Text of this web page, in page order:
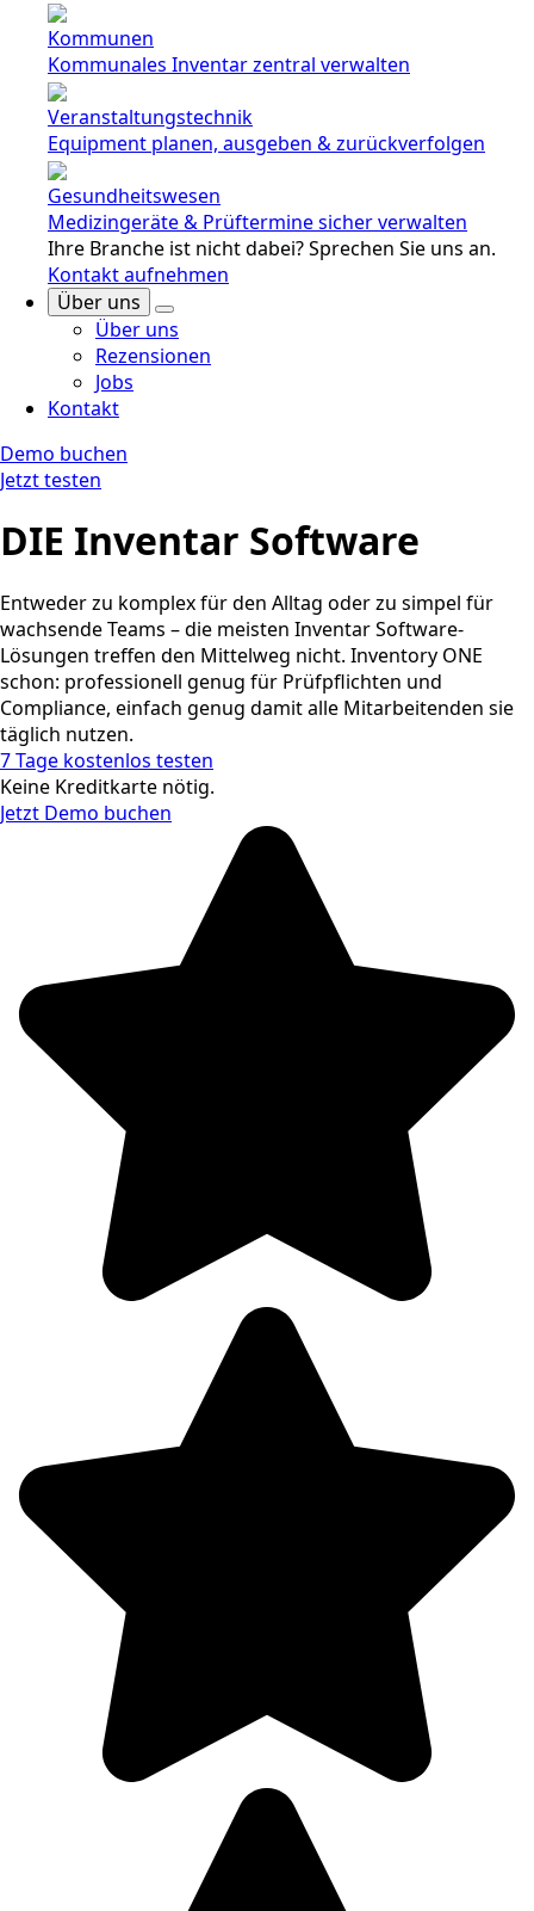
Kommunen
Kommunales Inventar zentral verwalten
Veranstaltungstechnik
Equipment planen, ausgeben & zurückverfolgen
Gesundheitswesen
Medizingeräte & Prüftermine sicher verwalten
Ihre Branche ist nicht dabei? Sprechen Sie uns an.
Kontakt aufnehmen
Über uns
Über uns
Rezensionen
Jobs
Kontakt
Demo buchen
Jetzt testen
DIE Inventar Software
Entweder zu komplex für den Alltag oder zu simpel für
wachsende Teams – die meisten Inventar Software-
Lösungen treffen den Mittelweg nicht. Inventory ONE
schon: professionell genug für Prüfpflichten und
Compliance, einfach genug damit alle Mitarbeitenden sie
täglich nutzen.
7 Tage kostenlos testen
Keine Kreditkarte nötig.
Jetzt Demo buchen